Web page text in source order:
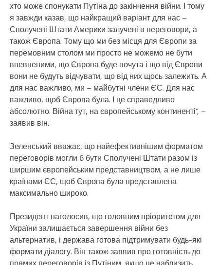
хто може спонукати Путіна до закінчення війни. І тому
я завжди казав, що найкращий варіант для нас –
Сполучені Штати Америки залучені в переговори, а
також Європа. Тому що ми без місця для Європи за
перемовним столом ми просто не можемо не бути
впевненими, що Європа буде почута і що від Європи
вони не будуть відчувати, що від них щось залежить. А
для нас важливо, ми – майбутні члени ЄС. Для нас
важливо, щоб Європа була. І це справедливо
абсолютно. Війна тут, на європейському континенті”, –
заявив він.
Зеленський вважає, що найефективнішим форматом
переговорів могли б бути Сполучені Штати разом із
ширшим європейським представництвом, а не лише
країнами ЄС, щоб Європа була представлена
максимально широко.
Президент наголосив, що головним пріоритетом для
України залишається завершення війни без
альтернатив, і держава готова підтримувати будь-які
формати діалогу. Він також заявив про готовність до